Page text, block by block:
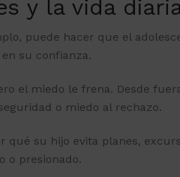
y la vida
puede hacer que el
su confianza.
el miedo le frena. Desde
o miedo al rechazo.
su hijo evita planes,
o presionado.